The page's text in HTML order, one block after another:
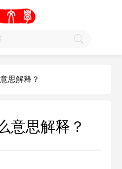
思解释？
意思解释？